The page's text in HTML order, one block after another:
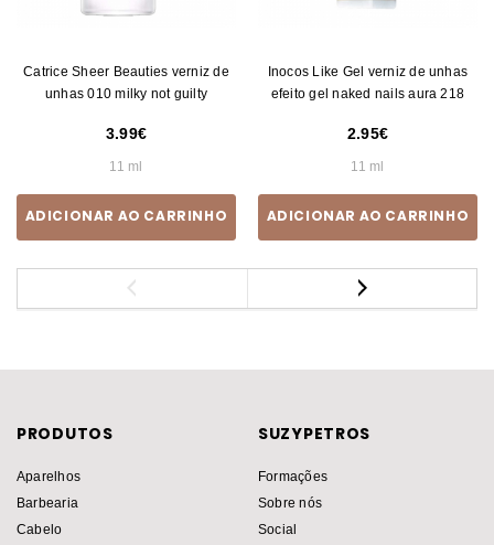
Catrice Sheer Beauties verniz de
unhas 010 milky not guilty
3.99
11 ml
ADICIONAR AO CARRINHO
Inocos Like Gel verniz de unhas
efeito gel naked nails aura 218
2.95
11 ml
ADICIONAR AO CARRINHO
PRODUTOS
Aparelhos
Barbearia
Cabelo
SUZYPETROS
Formações
Sobre nós
Social